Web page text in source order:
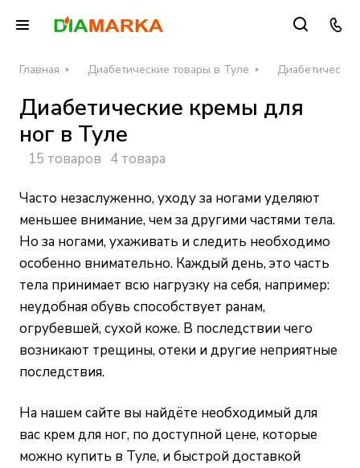
Главная Диабетические товары в Туле
Диабетические кремы для
ног в Туле
15 товаров 4 товара
Часто незаслуженно, уходу за ногами уделяют
меньшее внимание, чем за другими частями тела.
Но за ногами, ухаживать и следить необходимо
особенно внимательно. Каждый день, это часть
тела принимает всю нагрузку на себя, например:
неудобная обувь способствует ранам,
огрубевшей, сухой коже. В последствии чего
возникают трещины, отеки и другие неприятные
последствия.
На нашем сайте вы найдёте необходимый для
вас крем для ног, по доступной цене, которые
можно купить в Туле, и быстрой доставкой